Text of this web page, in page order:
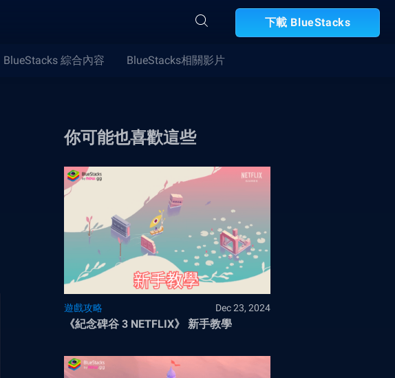
下載 BlueStacks
BlueStacks 綜合內容 BlueStacks相關影片
你可能也喜歡這些
遊戲攻略 Dec 23, 2024
《紀念碑谷 3 NETFLIX》 新手教學